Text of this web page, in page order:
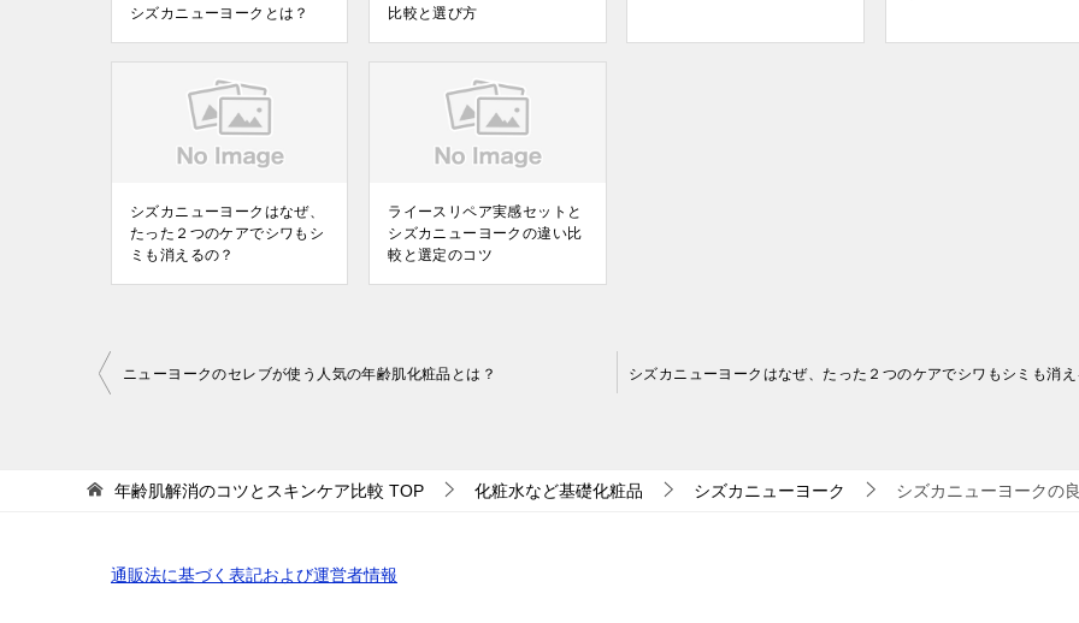
シズカニューヨークとは？
比較と選び方
シズカニューヨークはなぜ、
たった２つのケアでシワもシ
ミも消えるの？
ライースリペア実感セットと
シズカニューヨークの違い比
較と選定のコツ
投
ビ
ー
ニューヨークのセレブが使う人気の年齢肌化粧品とは？
年齢肌解消のコツとスキンケア比較 TOP 化粧水など基礎化粧品 シズカニューヨーク シズカニューヨークの
通販法に基づく表記および運営者情報